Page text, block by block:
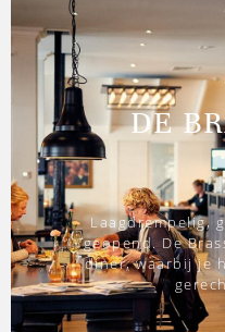
DE
Laagdrempelig,
geopend. De
diner, waarbij je